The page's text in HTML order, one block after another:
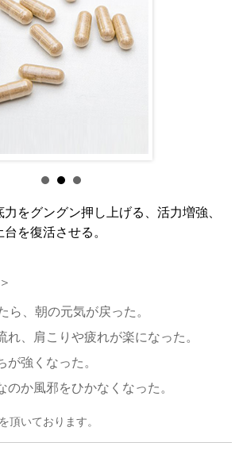
をグングン押し上げる、活力増強、
を復活させる。
ら、朝の元気が戻った。
れ、肩こりや疲れが楽になった。
が強くなった。
のか風邪をひかなくなった。
頂いております。